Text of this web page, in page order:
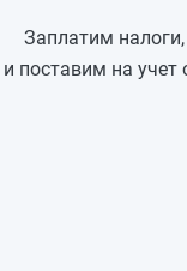
Заплатим
и поставим на учет